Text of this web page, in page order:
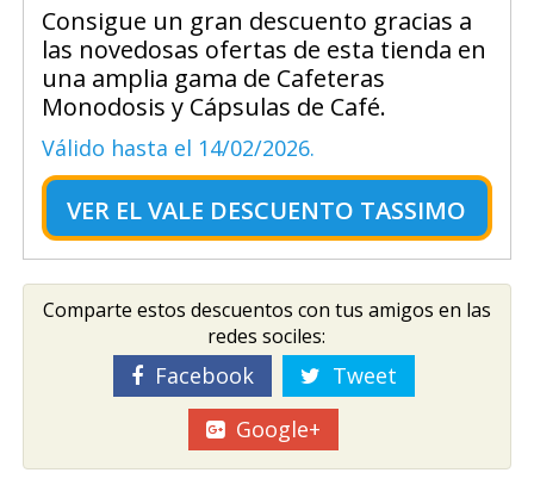
Consigue un gran descuento gracias a
las novedosas ofertas de esta tienda en
una amplia gama de Cafeteras
Monodosis y Cápsulas de Café.
Válido hasta el 14/02/2026.
VER EL VALE DESCUENTO TASSIMO
Comparte estos descuentos con tus amigos en las
redes sociles:
Facebook
Tweet
Google+